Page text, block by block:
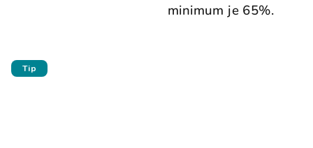
minimum je 65%.
Tip